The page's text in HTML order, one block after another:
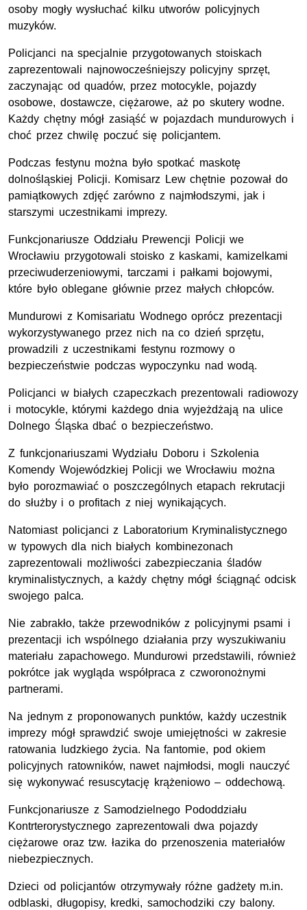
osoby mogły wysłuchać kilku utworów policyjnych
muzyków.
Policjanci na specjalnie przygotowanych stoiskach
zaprezentowali najnowocześniejszy policyjny sprzęt,
zaczynając od quadów, przez motocykle, pojazdy
osobowe, dostawcze, ciężarowe, aż po skutery wodne.
Każdy chętny mógł zasiąść w pojazdach mundurowych i
choć przez chwilę poczuć się policjantem.
Podczas festynu można było spotkać maskotę
dolnośląskiej Policji. Komisarz Lew chętnie pozował do
pamiątkowych zdjęć zarówno z najmłodszymi, jak i
starszymi uczestnikami imprezy.
Funkcjonariusze Oddziału Prewencji Policji we
Wrocławiu przygotowali stoisko z kaskami, kamizelkami
przeciwuderzeniowymi, tarczami i pałkami bojowymi,
które było oblegane głównie przez małych chłopców.
Mundurowi z Komisariatu Wodnego oprócz prezentacji
wykorzystywanego przez nich na co dzień sprzętu,
prowadzili z uczestnikami festynu rozmowy o
bezpieczeństwie podczas wypoczynku nad wodą.
Policjanci w białych czapeczkach prezentowali radiowozy
i motocykle, którymi każdego dnia wyjeżdżają na ulice
Dolnego Śląska dbać o bezpieczeństwo.
Z funkcjonariuszami Wydziału Doboru i Szkolenia
Komendy Wojewódzkiej Policji we Wrocławiu można
było porozmawiać o poszczególnych etapach rekrutacji
do służby i o profitach z niej wynikających.
Natomiast policjanci z Laboratorium Kryminalistycznego
w typowych dla nich białych kombinezonach
zaprezentowali możliwości zabezpieczania śladów
kryminalistycznych, a każdy chętny mógł ściągnąć odcisk
swojego palca.
Nie zabrakło, także przewodników z policyjnymi psami i
prezentacji ich wspólnego działania przy wyszukiwaniu
materiału zapachowego. Mundurowi przedstawili, również
pokrótce jak wygląda współpraca z czworonożnymi
partnerami.
Na jednym z proponowanych punktów, każdy uczestnik
imprezy mógł sprawdzić swoje umiejętności w zakresie
ratowania ludzkiego życia. Na fantomie, pod okiem
policyjnych ratowników, nawet najmłodsi, mogli nauczyć
się wykonywać resuscytację krążeniowo – oddechową.
Funkcjonariusze z Samodzielnego Pododdziału
Kontrterorystycznego zaprezentowali dwa pojazdy
ciężarowe oraz tzw. łazika do przenoszenia materiałów
niebezpiecznych.
Dzieci od policjantów otrzymywały różne gadżety m.in.
odblaski, długopisy, kredki, samochodziki czy balony.